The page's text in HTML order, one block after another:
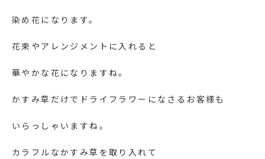
染め花になります。
花束やアレンジメントに入れると
華やかな花になりますね。
かすみ草だけでドライフラワーになさるお客様も
いらっしゃいますね。
カラフルなかすみ草を取り入れて